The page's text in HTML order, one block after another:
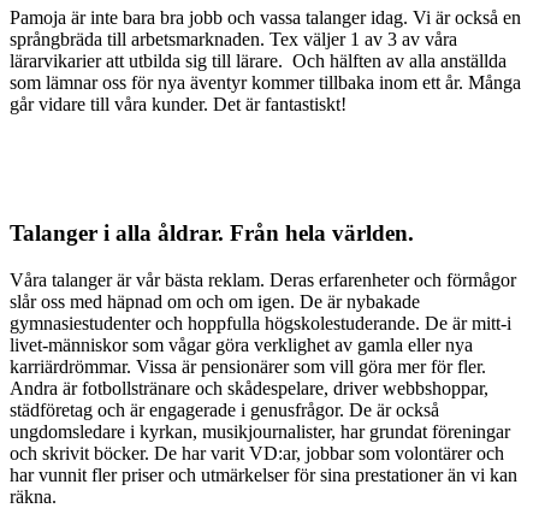
Pamoja är inte bara bra jobb och vassa talanger idag. Vi är också en
språngbräda till arbetsmarknaden. Tex väljer 1 av 3 av våra
lärarvikarier att utbilda sig till lärare. Och hälften av alla anställda
som lämnar oss för nya äventyr kommer tillbaka inom ett år. Många
går vidare till våra kunder. Det är fantastiskt!
Talanger i alla åldrar. Från hela världen.
Våra talanger är vår bästa reklam. Deras erfarenheter och förmågor
slår oss med häpnad om och om igen. De är nybakade
gymnasiestudenter och hoppfulla högskolestuderande. De är mitt-i
livet-människor som vågar göra verklighet av gamla eller nya
karriärdrömmar. Vissa är pensionärer som vill göra mer för fler.
Andra är fotbollstränare och skådespelare, driver webbshoppar,
städföretag och är engagerade i genusfrågor. De är också
ungdomsledare i kyrkan, musikjournalister, har grundat föreningar
och skrivit böcker. De har varit VD:ar, jobbar som volontärer och
har vunnit fler priser och utmärkelser för sina prestationer än vi kan
räkna.